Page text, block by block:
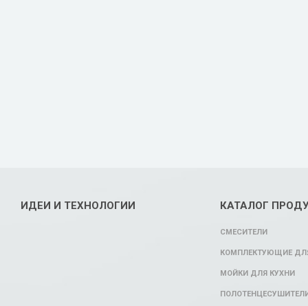
ИДЕИ И ТЕХНОЛОГИИ КАТАЛОГ
СМЕСИТЕЛИ
КОМПЛЕКТУЮЩИЕ
МОЙКИ ДЛЯ КУХНИ